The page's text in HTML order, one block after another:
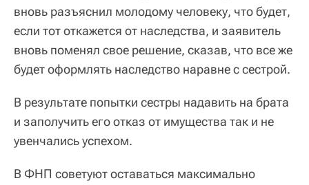
вновь разъяснил молодому человеку, что будет,
если тот откажется от наследства, и заявитель
вновь поменял свое решение, сказав, что все же
будет оформлять наследство наравне с сестрой.
В результате попытки сестры надавить на брата
и заполучить его отказ от имущества так и не
увенчались успехом.
В ФНП советуют оставаться максимально